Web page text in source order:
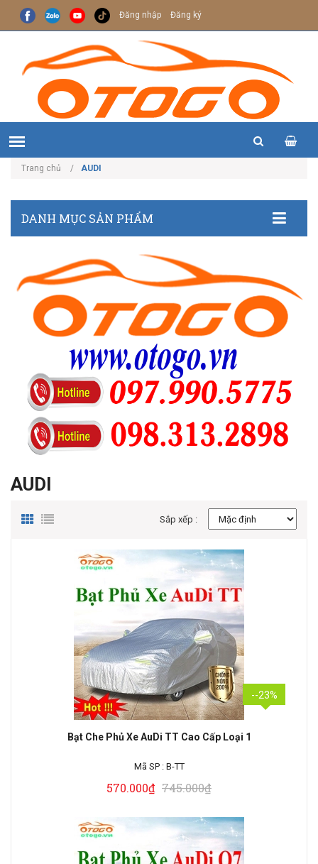
Đăng nhập Đăng ký
Trang chủ AUDI
DANH MỤC SẢN PHẨM
AUDI
Sắp xếp :
--23%
Bạt Che Phủ Xe AuDi TT Cao Cấp Loại 1
Mã SP : B-TT
570.000₫ 745.000₫